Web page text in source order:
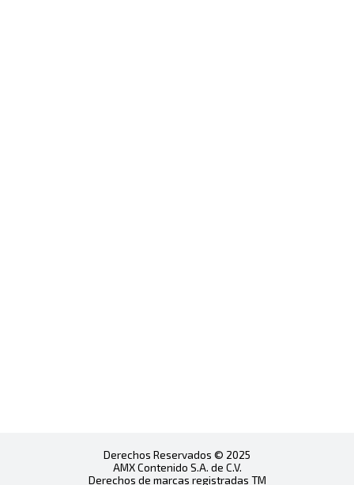
Derechos Reservados © 2025
AMX Contenido S.A. de C.V.
Derechos de marcas registradas TM